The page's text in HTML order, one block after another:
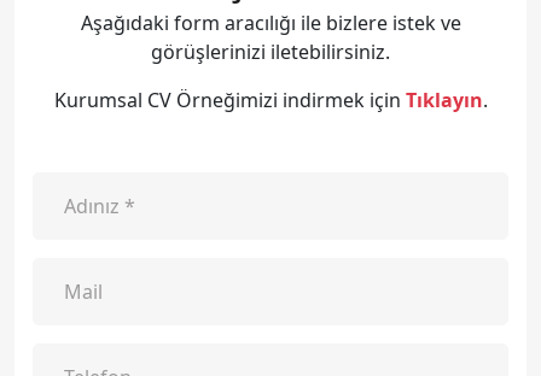
Aşağıdaki form aracılığı ile bizlere istek ve
görüşlerinizi iletebilirsiniz.
Kurumsal CV Örneğimizi indirmek için Tıklayın.